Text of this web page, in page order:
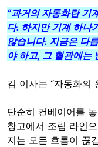
“과거의 자동화란 기
다. 하지만 기계 하나
않습니다. 지금은 다
야 하고, 그 혈관에는
김 이사는 “자동화의
단순히 컨베이어를
창고에서 조립 라인
지는 모든 흐름이 끊